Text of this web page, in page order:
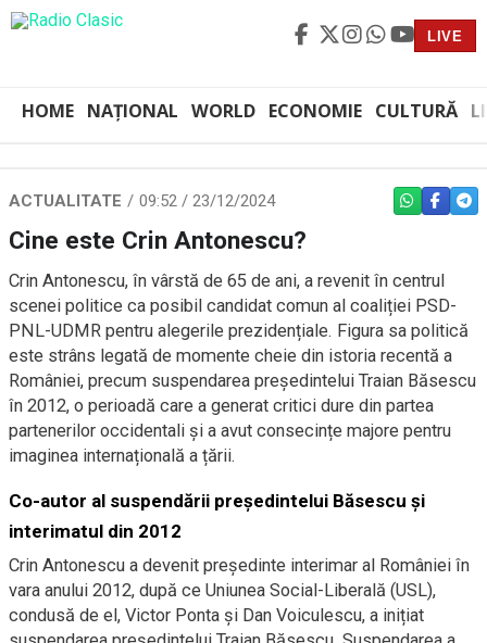
LIVE
HOME NAȚIONAL WORLD ECONOMIE CULTURĂ
ACTUALITATE 09:52 / 23/12/2024 WHATSAPP
Cine este Crin Antonescu?
Crin Antonescu, în vârstă de 65 de ani, a revenit în centrul
scenei politice ca posibil candidat comun al coaliției PSD-
PNL-UDMR pentru alegerile prezidențiale. Figura sa politică
este strâns legată de momente cheie din istoria recentă a
României, precum suspendarea președintelui Traian Băsescu
în 2012, o perioadă care a generat critici dure din partea
partenerilor occidentali și a avut consecințe majore pentru
imaginea internațională a țării.
Co-autor al suspendării președintelui Băsescu și
interimatul din 2012
Crin Antonescu a devenit președinte interimar al României în
vara anului 2012, după ce Uniunea Social-Liberală (USL),
condusă de el, Victor Ponta și Dan Voiculescu, a inițiat